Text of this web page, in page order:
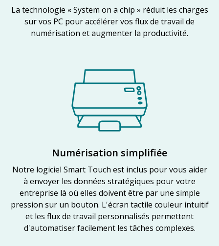
La technologie « System on a chip » réduit les charges
sur vos PC pour accélérer vos flux de travail de
numérisation et augmenter la productivité.
Numérisation simplifiée
Notre logiciel Smart Touch est inclus pour vous aider
à envoyer les données stratégiques pour votre
entreprise là où elles doivent être par une simple
pression sur un bouton. L'écran tactile couleur intuitif
et les flux de travail personnalisés permettent
d'automatiser facilement les tâches complexes.